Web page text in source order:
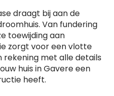
draagt bij aan de
Van fundering
toewijding aan
zorgt voor een vlotte
rekening met alle details
huis in Gavere een
heeft.